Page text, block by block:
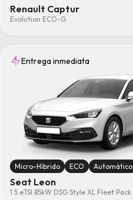
Renault Captur
Evolution ECO-G
Entrega inmediata
Micro-Híbrido ECO Automático
Seat Leon
1.5 eTSI 85kW DSG Style XL Fleet Pack